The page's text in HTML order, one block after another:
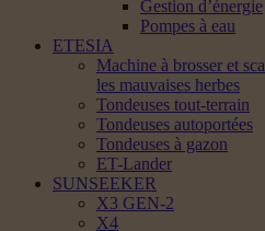
Gestion d’énergie
Pompes à eau
ETESIA
Machine à brosser et
les mauvaises herbes
Tondeuses tout-terrain
Tondeuses autoportées
Tondeuses à gazon
ET-Lander
SUNSEEKER
X3 GEN-2
X4